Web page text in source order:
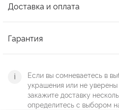
Доставка и оплата
Гарантия
Если вы сомневаетесь в
украшения или не уверены
закажите доставку
определитесь с выбором